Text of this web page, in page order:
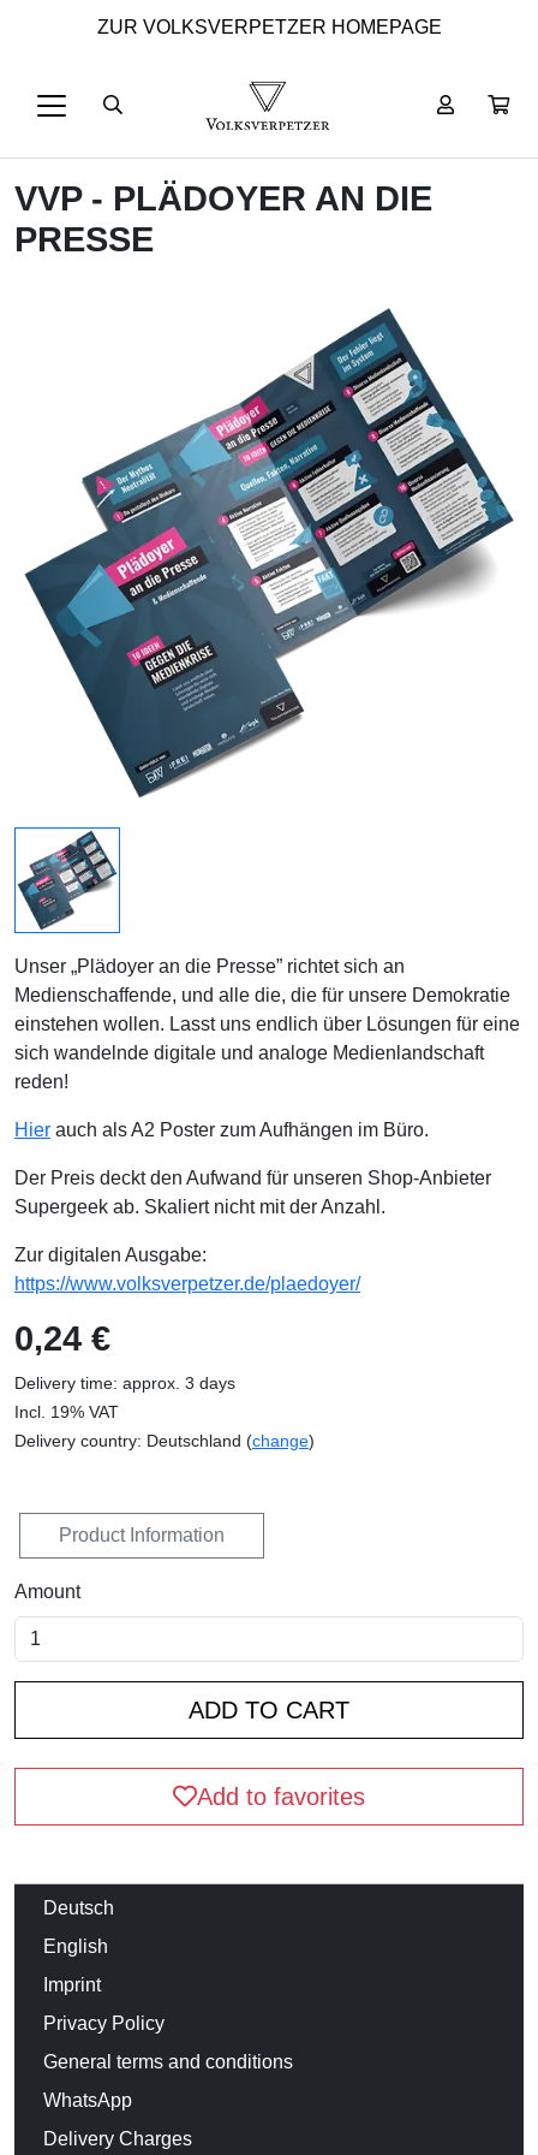
ZUR VOLKSVERPETZER HOMEPAGE
VVP - PLÄDOYER AN DIE
PRESSE
Unser „Plädoyer an die Presse” richtet sich an
Medienschaffende, und alle die, die für unsere Demokratie
einstehen wollen. Lasst uns endlich über Lösungen für eine
sich wandelnde digitale und analoge Medienlandschaft
reden!
Hier auch als A2 Poster zum Aufhängen im Büro.
Der Preis deckt den Aufwand für unseren Shop-Anbieter
Supergeek ab. Skaliert nicht mit der Anzahl.
Zur digitalen Ausgabe:
https://www.volksverpetzer.de/plaedoyer/
0,24 €
Delivery time: approx. 3 days
Incl. 19% VAT
Delivery country: Deutschland (change)
Product Information
Amount
Add to favorites
Deutsch
English
Imprint
Privacy Policy
General terms and conditions
WhatsApp
Delivery Charges